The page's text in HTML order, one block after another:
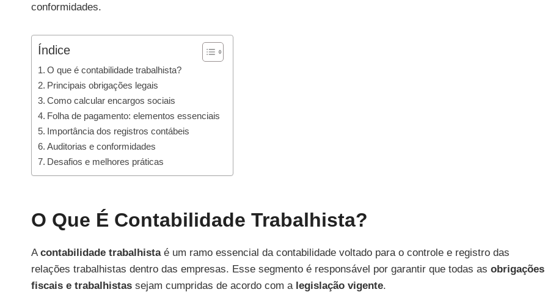
conformidades.
Índice
O que é contabilidade trabalhista?
Principais obrigações legais
Como calcular encargos sociais
Folha de pagamento: elementos essenciais
Importância dos registros contábeis
Auditorias e conformidades
Desafios e melhores práticas
O Que É Contabilidade Trabalhista?
A contabilidade trabalhistaé um ramo essencial da contabilidade voltado para o controle e registro das
relações trabalhistas dentro das empresas. Esse segmento é responsável por garantir que todas as obrigações
fiscais e trabalhistas sejam cumpridas de acordo com a legislação vigente.